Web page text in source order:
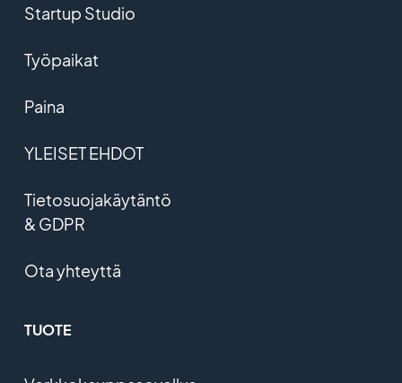
Startup Studio
Työpaikat
Paina
YLEISET EHDOT
Tietosuojakäytäntö
& GDPR
Ota yhteyttä
TUOTE